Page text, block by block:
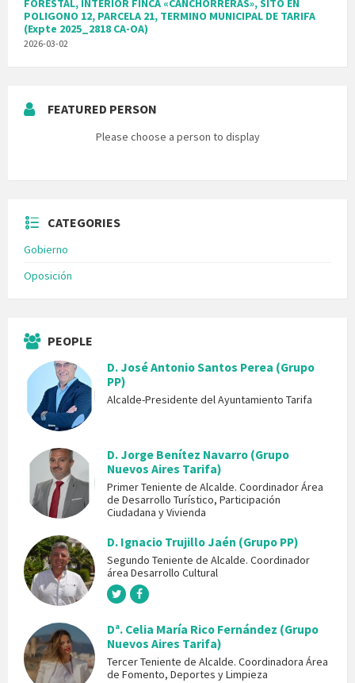
FORESTAL, INTERIOR FINCA «CANCHORRERAS», SITO EN
POLIGONO 12, PARCELA 21, TERMINO MUNICIPAL DE TARIFA
(Expte 2025_2818 CA-OA)
2026-03-02
FEATURED PERSON
Please choose a person to display
CATEGORIES
Gobierno
Oposición
PEOPLE
D. José Antonio Santos Perea (Grupo
PP)
Alcalde-Presidente del Ayuntamiento Tarifa
D. Jorge Benítez Navarro (Grupo
Nuevos Aires Tarifa)
Primer Teniente de Alcalde. Coordinador Área
de Desarrollo Turístico, Participación
Ciudadana y Vivienda
D. Ignacio Trujillo Jaén (Grupo PP)
Segundo Teniente de Alcalde. Coordinador
área Desarrollo Cultural
Dª. Celia María Rico Fernández (Grupo
Nuevos Aires Tarifa)
Tercer Teniente de Alcalde. Coordinadora Área
de Fomento, Deportes y Limpieza